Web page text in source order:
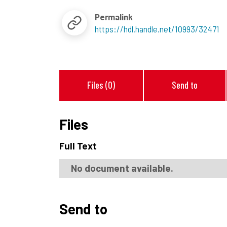
Permalink
https://hdl.handle.net/10993/32471
Files (0) Send to
Files
Full Text
No document available.
Send to